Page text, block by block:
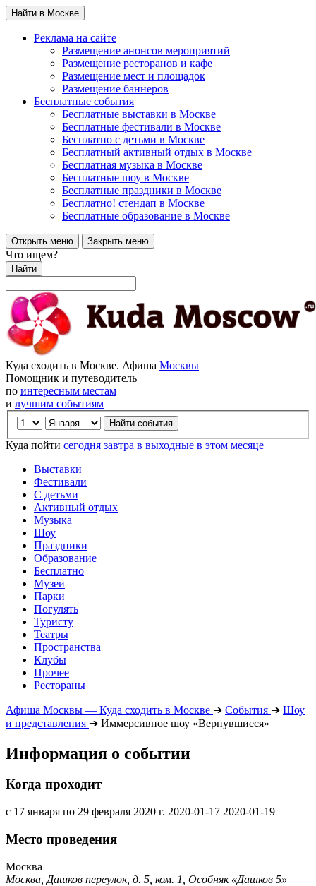
Найти в Москве
Реклама на сайте
Размещение анонсов мероприятий
Размещение ресторанов и кафе
Размещение мест и площадок
Размещение баннеров
Бесплатные события
Бесплатные выставки в Москве
Бесплатные фестивали в Москве
Бесплатно с детьми в Москве
Бесплатный активный отдых в Москве
Бесплатная музыка в Москве
Бесплатные шоу в Москве
Бесплатные праздники в Москве
Бесплатно! стендап в Москве
Бесплатные образование в Москве
Открыть меню Закрыть меню
Что ищем?
Найти
Куда сходить в Москве. Афиша Москвы
Помощник и путеводитель
по интересным местам
и лучшим событиям
Куда пойти сегодня завтра в выходные в этом месяце
Выставки
Фестивали
С детьми
Активный отдых
Музыка
Шоу
Праздники
Образование
Бесплатно
Музеи
Парки
Погулять
Туристу
Театры
Пространства
Клубы
Прочее
Рестораны
Афиша Москвы — Куда сходить в Москве ➔ События ➔ Шоу
и представления ➔ Иммерсивное шоу «Вернувшиеся»
Информация о событии
Когда проходит
с 17 января по 29 февраля 2020 г. 2020-01-17 2020-01-19
Место проведения
Москва
Москва, Дашков переулок, д. 5, ком. 1, Особняк «Дашков 5»